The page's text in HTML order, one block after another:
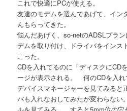
これで快適にPCが使える。
友達のモデムを選んであげて、イン
んもらってきた。
悩んだあげく、so-netのADSLプラ
デムを取り付け、ドライバをインス
こった。
CDを入れてるのに「ディスクにCD
ージが表示される。 何のCDを入
デバイスマネージャーを見てみると
バも入れなおしてみたが変わらな
ルを見てみる。 すると5mm位の